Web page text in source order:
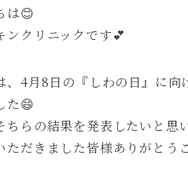
は😊
ンクリニックです💕
、4月8日の『しわの日』に
た😄
ちらの結果を発表したいと思
ただきました皆様ありがとう